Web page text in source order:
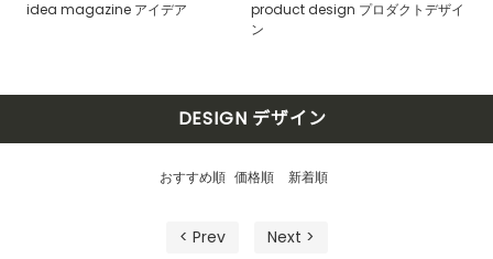
idea magazine アイデア
product design プロダクトデザイ
ン
DESIGN デザイン
おすすめ順 価格順 新着順
< Prev Next >